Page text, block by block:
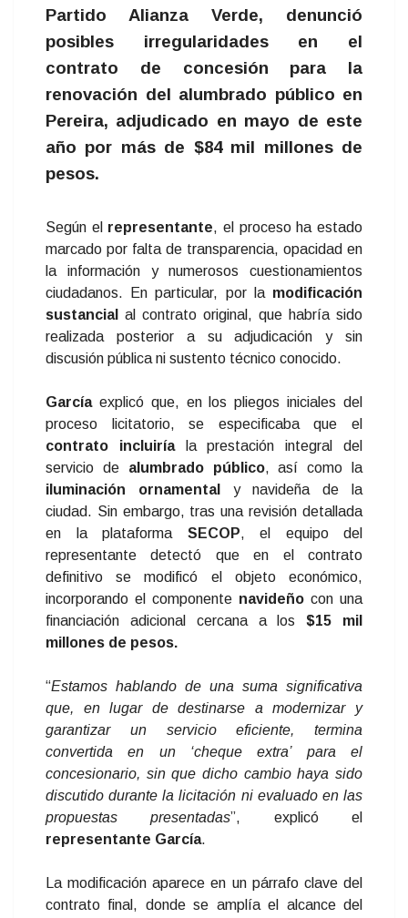
Partido Alianza Verde, denunció
posibles irregularidades en el
contrato de concesión para la
renovación del alumbrado público en
Pereira, adjudicado en mayo de este
año por más de $84 mil millones de
pesos.
Según el representante, el proceso ha estado
marcado por falta de transparencia, opacidad en
la información y numerosos cuestionamientos
ciudadanos. En particular, por la modificación
sustancial al contrato original, que habría sido
realizada posterior a su adjudicación y sin
discusión pública ni sustento técnico conocido.
Garcíaexplicó que, en los pliegos iniciales del
proceso licitatorio, se especificaba que el
contrato
incluiríala prestación integral del
servicio de alumbrado público, así como la
iluminación
ornamental
y navideña de la
ciudad. Sin embargo, tras una revisión detallada
en la plataforma SECOP, el equipo del
representante detectó que en el contrato
definitivo se modificó el objeto económico,
incorporando el componente navideño con una
financiación adicional cercana a los$15 mil
millones de pesos.
“Estamos hablando de una suma significativa
que, en lugar de destinarse a modernizar y
garantizar un servicio eficiente, termina
convertida en un ‘cheque extra’ para el
concesionario, sin que dicho cambio haya sido
discutido durante la licitación ni evaluado en las
propuestas presentadas”, explicó el
representante García.
La modificación aparece en un párrafo clave del
contrato final, donde se amplía el alcance del